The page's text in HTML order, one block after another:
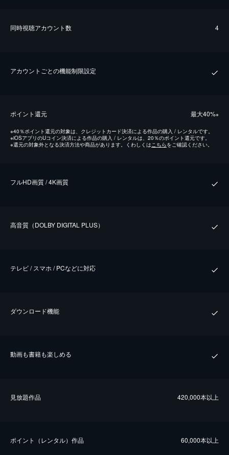
同時視聴アカウント数 4
アカウントごとの機能制限設定
ポイント還元 最⼤40%※
※40％ポイント還元の対象は、クレジットカード決済による作品の購入 / レンタルです。
※iOSアプリのUコイン決済による作品の購入 / レンタルは、20％のポイント還元です。
※還元の対象外となる決済方法や商品があります。くわしくはこちらをご確認ください。
フルHD画質 / 4K画質
⾼⾳質（DOLBY DIGITAL PLUS）
テレビ / スマホ / PCなどに対応
ダウンロード機能
動画も書籍も楽しめる
⾒放題作品 420,000本以上
ポイント（レンタル）作品 60,000本以上